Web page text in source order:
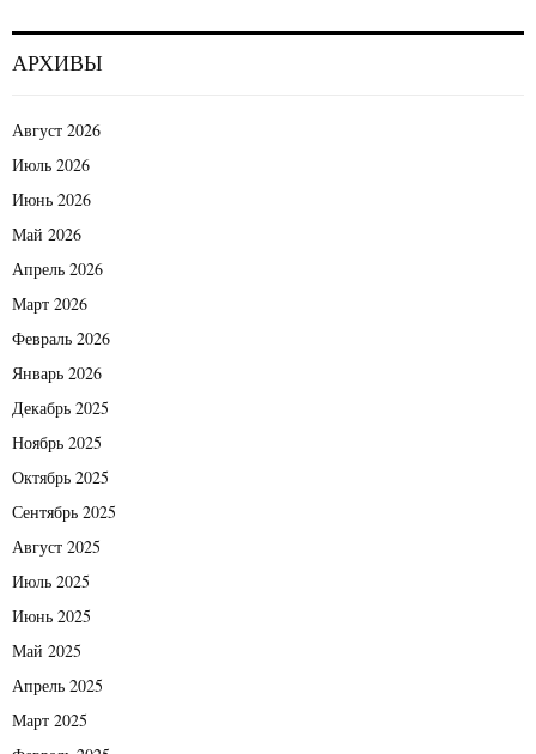
АРХИВЫ
Август 2026
Июль 2026
Июнь 2026
Май 2026
Апрель 2026
Март 2026
Февраль 2026
Январь 2026
Декабрь 2025
Ноябрь 2025
Октябрь 2025
Сентябрь 2025
Август 2025
Июль 2025
Июнь 2025
Май 2025
Апрель 2025
Март 2025